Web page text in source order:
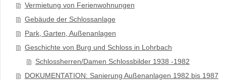
Vermietung von Ferienwohnungen
Gebäude der Schlossanlage
Park, Garten, Außenanlagen
Geschichte von Burg und Schloss in Lohrbach
Schlossherren/Damen Schlossbilder 1938 -1982
DOKUMENTATION: Sanierung Außenanlagen 1982 bis 1987